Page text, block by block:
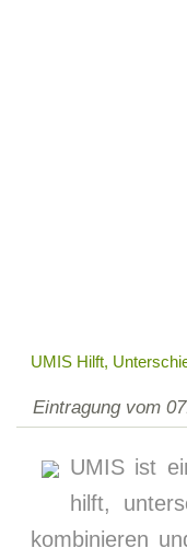
UMIS Hilft,
Eintragung vom
UMIS ist
hilft,
kombinieren